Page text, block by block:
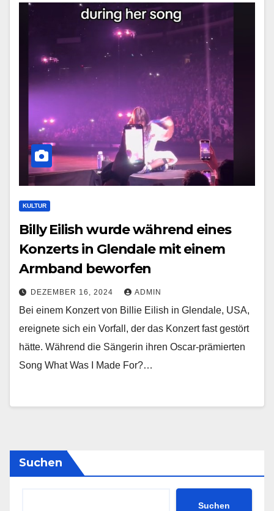
KULTUR
Billy Eilish wurde während eines
Konzerts in Glendale mit einem
Armband beworfen
DEZEMBER 16, 2024 ADMIN
Bei einem Konzert von Billie Eilish in Glendale, USA,
ereignete sich ein Vorfall, der das Konzert fast gestört
hätte. Während die Sängerin ihren Oscar-prämierten
Song What Was I Made For?…
Suchen
Suchen